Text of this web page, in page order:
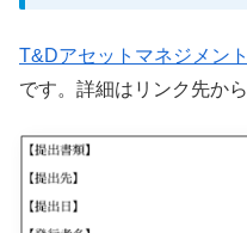
T&Dアセットマネジメン
です。詳細はリンク先か